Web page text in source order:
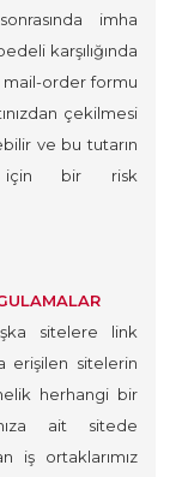
imha
karşılığında
mail-order formu
çekilmesi
ve bu tutarın
için bir risk
sitelere link
erişilen sitelerin
herhangi bir
ait sitede
iş ortaklarımız